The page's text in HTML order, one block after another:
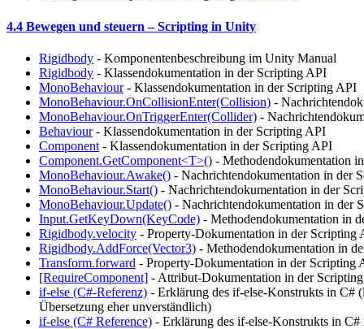
4.4 Bewegen und steuern – Scripting in Unity
Rigidbody - Komponentenbeschreibung im Unity Manual
Rigidbody - Klassendokumentation in der Scripting API
MonoBehaviour- Klassendokumentation in der Scripting API
MonoBehaviour.OnCollisionEnter(Collision) -
MonoBehaviour.OnTriggerEnter(Collider) -
Behaviour- Klassendokumentation in der Scripting API
Component - Klassendokumentation in der Scripting API
Component.GetComponent<T>() - Methodendokumentation
MonoBehaviour.Awake() - Nachrichtendokumentation in der
MonoBehaviour.Start() - Nachrichtendokumentation in der
MonoBehaviour.Update() - Nachrichtendokumentation in der
Input.GetKeyDown(KeyCode) - Methodendokumentation in
Rigidbody.velocity - Property-Dokumentation in der Scripting
Rigidbody.AddForce(Vector3) - Methodendokumentation in
Transform.forward - Property-Dokumentation in der Scripting
[RequireComponent] - Attribut-Dokumentation in der
if-else (C#-Referenz) - Erklärung des if-else-Konstrukts in C#
Übersetzung eher unverständlich)
if-else (C# Reference) - Erklärung des if-else-Konstrukts in